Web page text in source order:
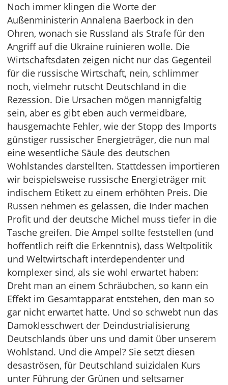
Noch immer klingen die Worte der
Außenministerin Annalena Baerbock in den
Ohren, wonach sie Russland als Strafe für den
Angriff auf die Ukraine ruinieren wolle. Die
Wirtschaftsdaten zeigen nicht nur das Gegenteil
für die russische Wirtschaft, nein, schlimmer
noch, vielmehr rutscht Deutschland in die
Rezession. Die Ursachen mögen mannigfaltig
sein, aber es gibt eben auch vermeidbare,
hausgemachte Fehler, wie der Stopp des Imports
günstiger russischer Energieträger, die nun mal
eine wesentliche Säule des deutschen
Wohlstandes darstellten. Stattdessen importieren
wir beispielsweise russische Energieträger mit
indischem Etikett zu einem erhöhten Preis. Die
Russen nehmen es gelassen, die Inder machen
Profit und der deutsche Michel muss tiefer in die
Tasche greifen. Die Ampel sollte feststellen (und
hoffentlich reift die Erkenntnis), dass Weltpolitik
und Weltwirtschaft interdependenter und
komplexer sind, als sie wohl erwartet haben:
Dreht man an einem Schräubchen, so kann ein
Effekt im Gesamtapparat entstehen, den man so
gar nicht erwartet hatte. Und so schwebt nun das
Damoklesschwert der Deindustrialisierung
Deutschlands über uns und damit über unserem
Wohlstand. Und die Ampel? Sie setzt diesen
desaströsen, für Deutschland suizidalen Kurs
unter Führung der Grünen und seltsamer